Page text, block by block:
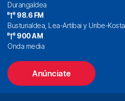
Durangaldea
98.6 FM
Busturialdea, Lea-Artibai y Uribe-Kosta
900 AM
Onda media
Anúnciate